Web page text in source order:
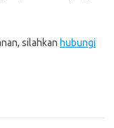
silahkan hubungi